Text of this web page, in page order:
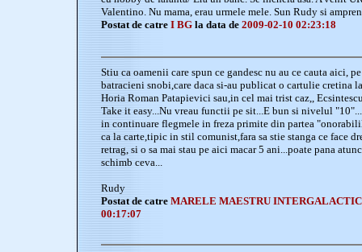
Valentino. Nu mama, erau urmele mele. Sun Rudy si
Postat de catre I BG la data de 2009-02-10 02:23:18
Stiu ca oamenii care spun ce gandesc nu au ce cauta aici,
batracieni snobi,care daca si-au publicat o cartulie cretina
Horia Roman Patapievici sau,in cel mai trist caz,,
Take it easy...Nu vreau functii pe sit...E bun si nivelul
in continuare flegmele in freza primite din partea
ca la carte,tipic in stil comunist,fara sa stie stanga ce face
retrag, si o sa mai stau pe aici macar 5 ani...poate pana
schimb ceva...
Rudy
Postat de catre MARELE MAESTRU
00:17:07